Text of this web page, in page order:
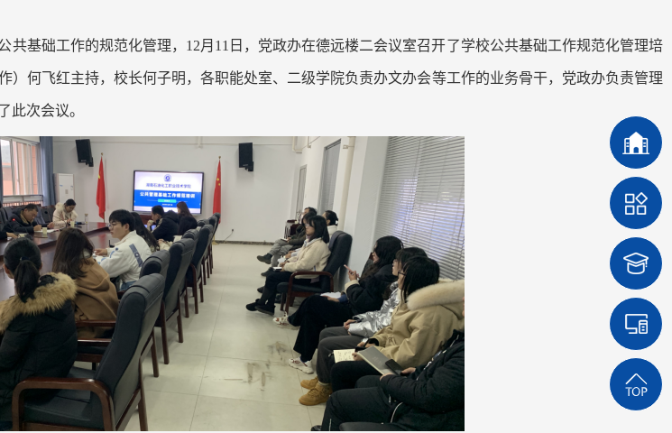
共基础工作的规范化管理，12月11日，党政办在德远楼二会议室召开了学校公共基础工作规范化管理培
）何飞红主持，校长何子明，各职能处室、二级学院负责办文办会等工作的业务骨干，党政办负责管理
此次会议。